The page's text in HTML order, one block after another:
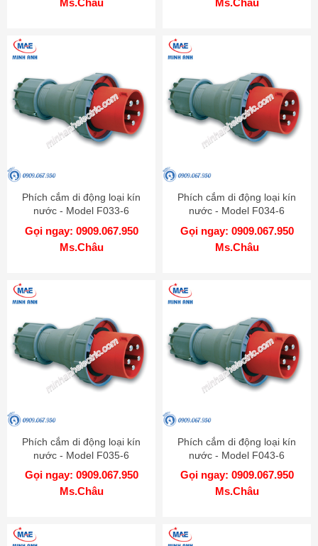
Ms.Châu
Ms.Châu
Phích cắm di động loại kín
nước - Model F033-6
Gọi ngay: 0909.067.950
Ms.Châu
Phích cắm di động loại kín
nước - Model F034-6
Gọi ngay: 0909.067.950
Ms.Châu
Phích cắm di động loại kín
nước - Model F035-6
Gọi ngay: 0909.067.950
Ms.Châu
Phích cắm di động loại kín
nước - Model F043-6
Gọi ngay: 0909.067.950
Ms.Châu